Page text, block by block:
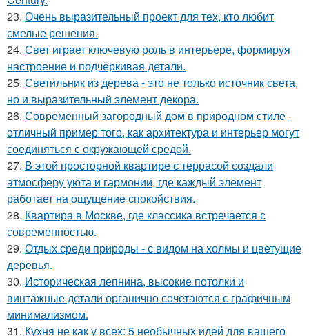
23. Очень выразительный проект для тех, кто любит
смелые решения.
24. Свет играет ключевую роль в интерьере, формируя
настроение и подчёркивая детали.
25. Светильник из дерева - это не только источник света,
но и выразительный элемент декора.
26. Современный загородный дом в природном стиле -
отличный пример того, как архитектура и интерьер могут
соединяться с окружающей средой.
27. В этой просторной квартире с террасой создали
атмосферу уюта и гармонии, где каждый элемент
работает на ощущение спокойствия.
28. Квартира в Москве, где классика встречается с
современностью.
29. Отдых среди природы - с видом на холмы и цветущие
деревья.
30. Историческая лепнина, высокие потолки и
винтажные детали органично сочетаются с графичным
минимализмом.
31. Кухня не как у всех: 5 необычных идей для вашего